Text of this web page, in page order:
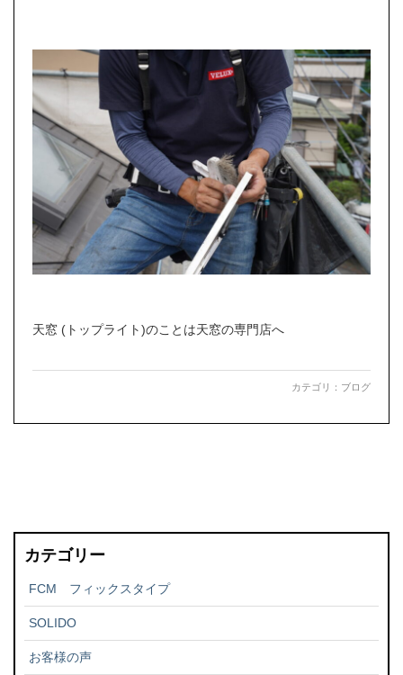
天窓 (トップライト)のことは天窓の専門店へ
カテゴリ： ブログ
カテゴリー
FCM フィックスタイプ
SOLIDO
お客様の声